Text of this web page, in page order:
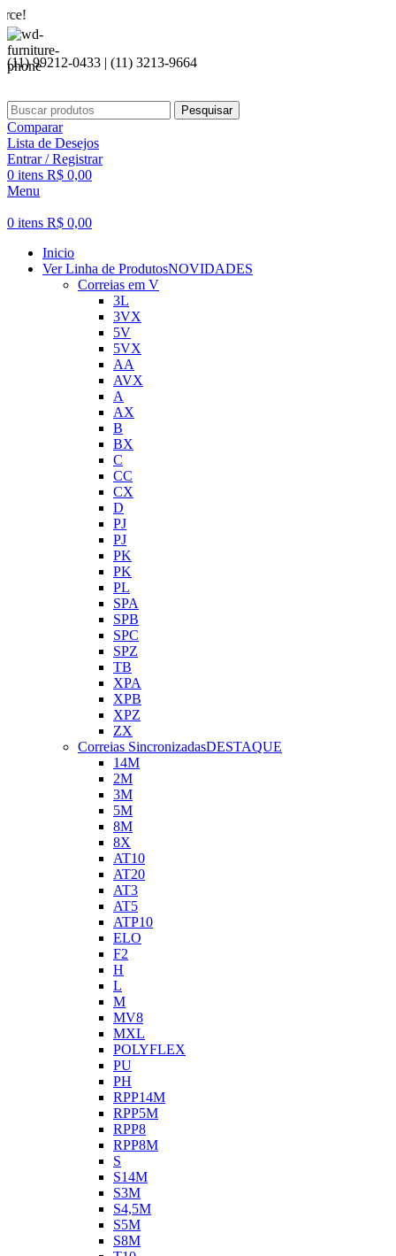
(11) 99212-0433 | (11) 3213-9664
Pesquisar
Comparar
Lista de Desejos
Entrar / Registrar
0 itens R$ 0,00
Menu
0 itens R$ 0,00
Inicio
Ver Linha de ProdutosNOVIDADES
Correias em V
3L
3VX
5V
5VX
AA
AVX
A
AX
B
BX
C
CC
CX
D
PJ
PJ
PK
PK
PL
SPA
SPB
SPC
SPZ
TB
XPA
XPB
XPZ
ZX
Correias SincronizadasDESTAQUE
14M
2M
3M
5M
8M
8X
AT10
AT20
AT3
AT5
ATP10
ELO
F2
H
L
M
MV8
MXL
POLYFLEX
PU
PH
RPP14M
RPP5M
RPP8
RPP8M
S
S14M
S3M
S4,5M
S5M
S8M